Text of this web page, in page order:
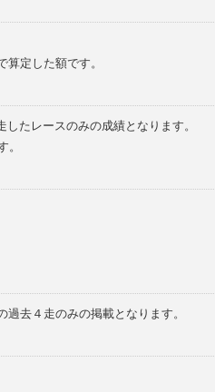
定した額です。
たレースのみの成績となります。
去４走のみの掲載となります。